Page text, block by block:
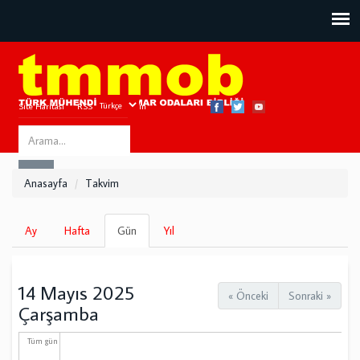
Site Haritası RSS Bize Ulaşın
Search
this
Anasayfa Takvim
Birincil
sekmeler
Ay Hafta Gün
sekme)
Yıl
« Önceki Sonraki »
14 Mayıs 2025
Çarşamba
Tüm gün